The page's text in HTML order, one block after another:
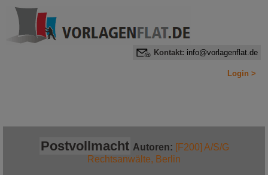
Kontakt: info@vorlagenflat.de
Login >
Postvollmacht Autoren: [F200] A/S/G
Rechtsanwälte, Berlin